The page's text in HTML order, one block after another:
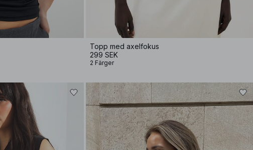
Topp med axelfokus
299 SEK
2 Färger